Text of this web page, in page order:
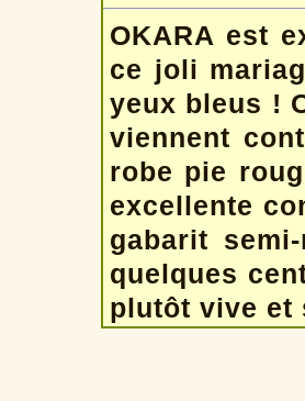
OKARA est
ce joli
yeux bleus !
viennent
robe pie
excellente
gabarit
quelques
plutôt vive et